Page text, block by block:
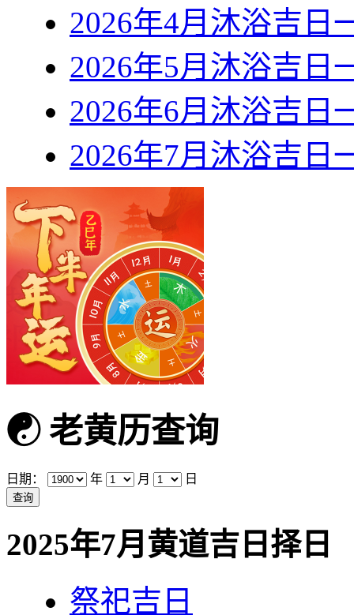
2026年4月沐浴吉日
2026年5月沐浴吉日
2026年6月沐浴吉日
2026年7月沐浴吉日
☯老黄历查询
日期： 年 月 日
2025年7月黄道吉日择日
祭祀吉日